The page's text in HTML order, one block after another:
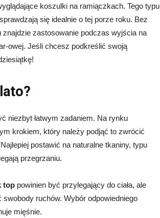
koszulki na ramiączkach. Tego typu
się idealnie o tej porze roku. Bez
znajdzie zastosowanie podczas wyjścia na
owej. Jeśli chcesz podkreślić swoją
niezbyt łatwym zadaniem. Na rynku
krokiem, który należy podjąć to zwrócić
postawić na naturalne tkaniny, typu
przegrzaniu.
top powinien być przylegający do ciała, ale
ruchów. Wybór odpowiedniego
mięśnie.